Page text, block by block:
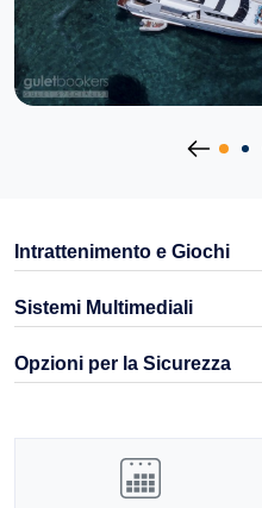
Intrattenimento e Giochi
Sistemi Multimediali
Opzioni per la Sicurezza